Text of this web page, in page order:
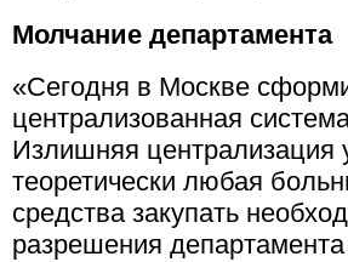
Молчание департамента
«Сегодня в Москве
централизованная
Излишняя централизация
теоретически любая
средства закупать
разрешения